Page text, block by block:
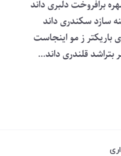
برافروخت دلبری داند
سازد سکندری داند
باریکتر ز مو اینجاست
بتراشد قلندری داند...